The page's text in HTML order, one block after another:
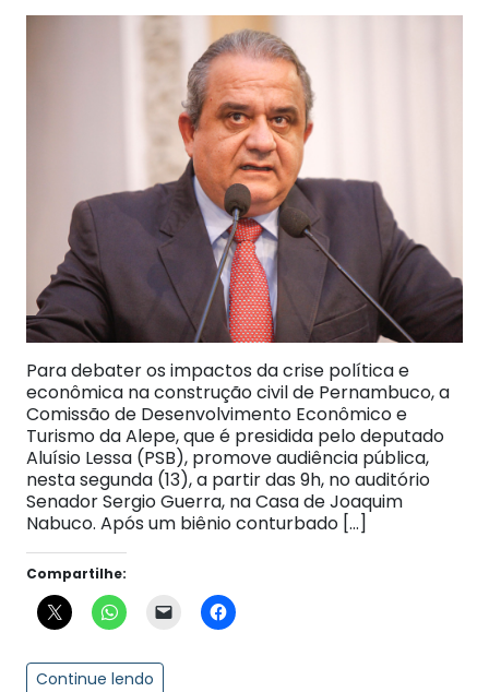
Para debater os impactos da crise política e
econômica na construção civil de Pernambuco, a
Comissão de Desenvolvimento Econômico e
Turismo da Alepe, que é presidida pelo deputado
Aluísio Lessa (PSB), promove audiência pública,
nesta segunda (13), a partir das 9h, no auditório
Senador Sergio Guerra, na Casa de Joaquim
Nabuco. Após um biênio conturbado […]
Compartilhe:
Continue lendo